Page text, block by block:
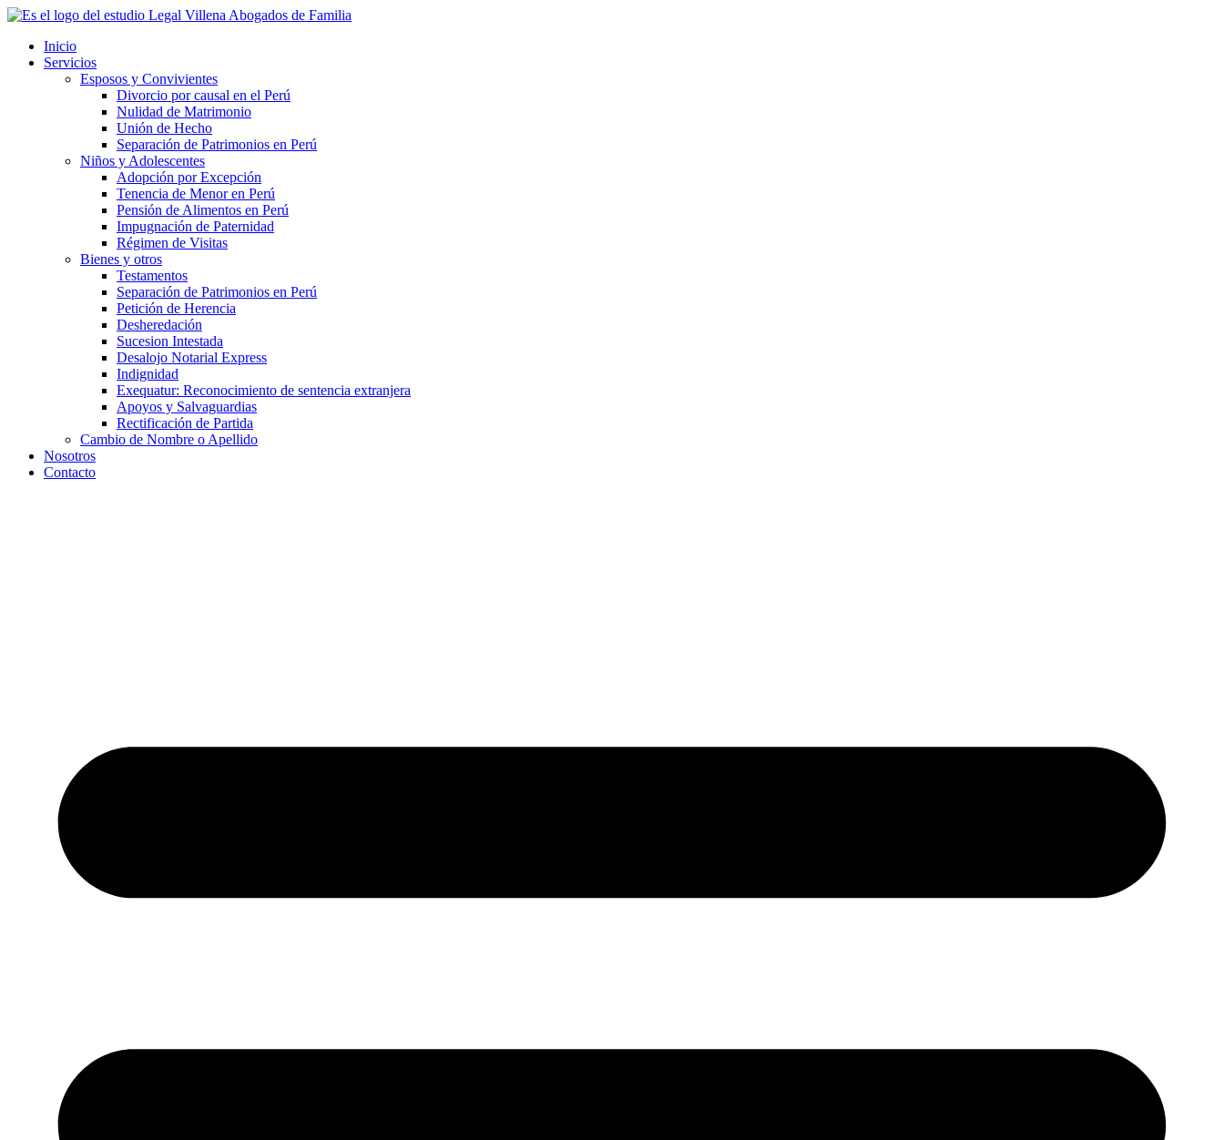
Skip
contentInicio
Servicios
Esposos y Convivientes
Divorcio por causal en el Perú
Nulidad de Matrimonio
Unión de Hecho
Separación de Patrimonios en Perú
Niños y Adolescentes
Adopción por Excepción
Tenencia de Menor en Perú
Pensión de Alimentos en Perú
Impugnación de Paternidad
Régimen de Visitas
Bienes y otros
Testamentos
Separación de Patrimonios en Perú
Petición de Herencia
Desheredación
Sucesion Intestada
Desalojo Notarial Express
Indignidad
Exequatur: Reconocimiento de sentencia extranjera
Apoyos y Salvaguardias
Rectificación de Partida
Cambio de Nombre o Apellido
Nosotros
Contacto